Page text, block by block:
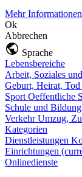
Mehr
Ok
Abbrechen
Sprache
Lebensbereiche
Arbeit, Soziales
Geburt, Heirat, Tod
Sport Oeffentliche
Schule und Bildung
VerkehrUmzug,
Kategorien
Dienstleistungen
Einrichtungen
Onlinedienste